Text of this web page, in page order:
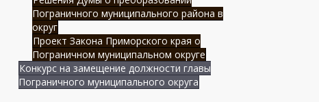
Пограничного муниципального района в
округ
Проект Закона Приморского края о
Пограничном муниципальном округе
Конкурс на замещение должности главы
Пограничного муниципального округа